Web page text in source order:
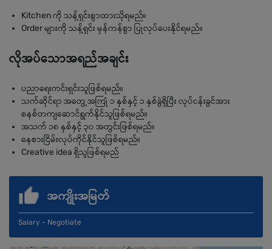
Kitchen ကို သန့်ရှင်းစွာထားသိုရမည်။
Order များကို သန့်ရှင်း မှန်ကန်စွာ ပြုလုပ်ပေးနိုင်ရမည်။
လိုအပ်သောအရည်အချင်း
ပညာရေးကင်းရှင်းသူဖြစ်ရမည်။
သက်ဆိုင်ရာ အတွေ့အကြုံ ၁ နှစ်နှင့် ၁ နှစ်ခွဲရှိပြီး လုပ်ငန်းခွင်အား
စနစ်တကျဆောင်ရွက်နိုင်သူဖြစ်ရမည်။
အသက် ၁၈ နှစ်နှင့် ၃၀ အတွင်းဖြစ်ရမည်။
နေစားငြိမ်းလုပ်ကိုင်နိုင်သူဖြစ်ရမည်။
Creative idea ရှိသူဖြစ်ရမည်
အကျိုးအမြတ်
Salary - Negotiate